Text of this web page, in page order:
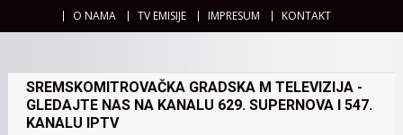
O NAMA TV EMISIJE IMPRESUM KONTAKT
SREMSKOMITROVAČKA GRADSKA M TELEVIZIJA -
GLEDAJTE NAS NA KANALU 629. SUPERNOVA I 547.
KANALU IPTV